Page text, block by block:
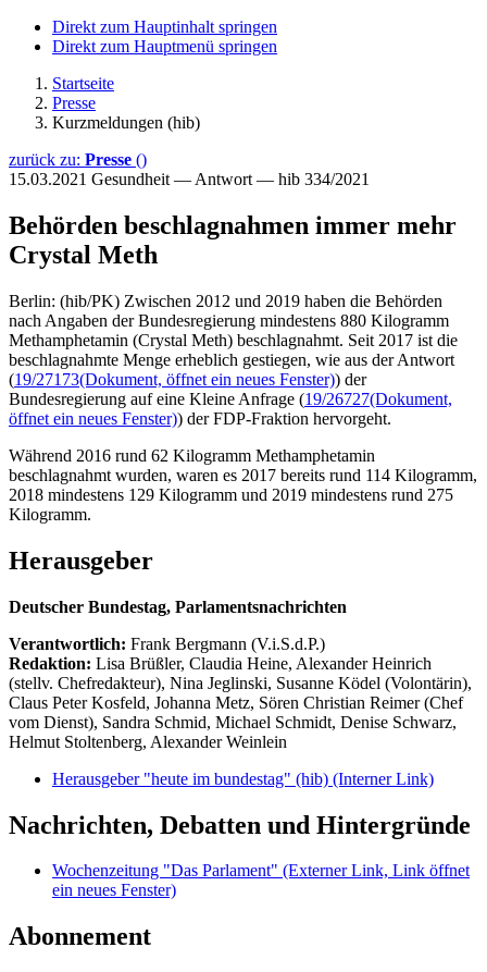
Direkt zum Hauptinhalt springen
Direkt zum Hauptmenü springen
Startseite
Presse
Kurzmeldungen (hib)
zurück zu: Presse ()
15.03.2021 Gesundheit — Antwort — hib 334/2021
Behörden beschlagnahmen immer mehr
Crystal Meth
Berlin: (hib/PK) Zwischen 2012 und 2019 haben die Behörden
nach Angaben der Bundesregierung mindestens 880 Kilogramm
Methamphetamin (Crystal Meth) beschlagnahmt. Seit 2017 ist die
beschlagnahmte Menge erheblich gestiegen, wie aus der Antwort
(19/27173(Dokument, öffnet ein neues Fenster)) der
Bundesregierung auf eine Kleine Anfrage (19/26727(Dokument,
öffnet ein neues Fenster)) der FDP-Fraktion hervorgeht.
Während 2016 rund 62 Kilogramm Methamphetamin
beschlagnahmt wurden, waren es 2017 bereits rund 114 Kilogramm,
2018 mindestens 129 Kilogramm und 2019 mindestens rund 275
Kilogramm.
Herausgeber
Deutscher Bundestag, Parlamentsnachrichten
Verantwortlich: Frank Bergmann (V.i.S.d.P.)
Redaktion: Lisa Brüßler, Claudia Heine, Alexander Heinrich
(stellv. Chefredakteur), Nina Jeglinski, Susanne Ködel (Volontärin),
Claus Peter Kosfeld, Johanna Metz, Sören Christian Reimer (Chef
vom Dienst), Sandra Schmid, Michael Schmidt, Denise Schwarz,
Helmut Stoltenberg, Alexander Weinlein
Herausgeber "heute im bundestag" (hib) (Interner Link)
Nachrichten, Debatten und Hintergründe
Wochenzeitung "Das Parlament" (Externer Link, Link öffnet
ein neues Fenster)
Abonnement